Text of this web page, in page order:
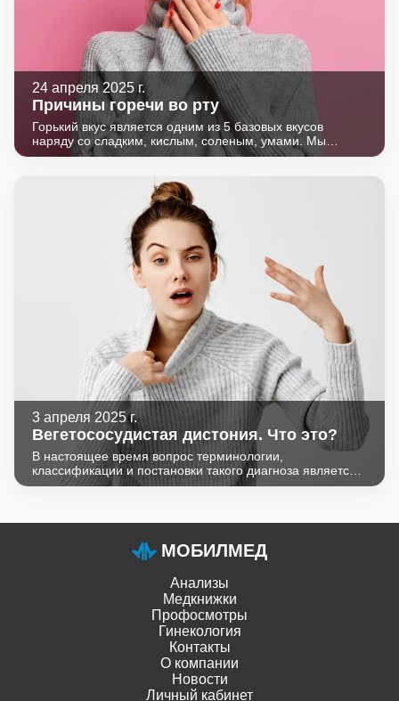
24 апреля 2025 г.
Причины горечи во рту
Горький вкус является одним из 5 базовых вкусов
наряду со сладким, кислым, соленым, умами. Мы
различаем их с помощью рецепторов, расположенных
рецепторы и информация от них поступает в структуры
3 апреля 2025 г.
Вегетососудистая дистония. Что это?
В настоящее время вопрос терминологии,
классификации и постановки такого диагноза является
спорным. Вегетососудистая дистония,
синонимы синдрома вегетативной дисфункции (СВД).
Термин «дистония» употребляется в отношении
нарушений мышечного тонуса, и название СВД
МОБИЛМЕД
Анализы
Медкнижки
Профосмотры
Гинекология
Контакты
О компании
Новости
Личный кабинет